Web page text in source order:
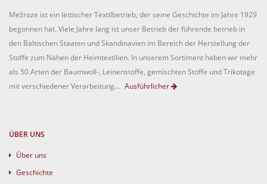
Mežroze ist ein lettischer Textilbetrieb, der seine Geschichte im Jahre 1929
begonnen hat. Viele Jahre lang ist unser Betrieb der führende betrieb in
den Baltischen Staaten und Skandinavien im Bereich der Herstellung der
Stoffe zum Nähen der Heimtextilien. In unserem Sortiment haben wir mehr
als 50 Arten der Baumwoll-, Leinenstoffe, gemischten Stoffe und Trikotage
mit verschiedener Verarbeitung… Ausführlicher
ÜBER UNS
Über uns
Geschichte